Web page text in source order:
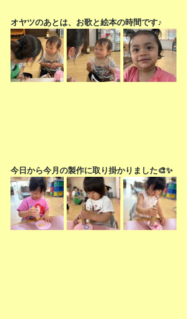
オヤツのあとは、お歌と絵本の時間です♪
今日から今月の製作に取り掛かりました🎨✨